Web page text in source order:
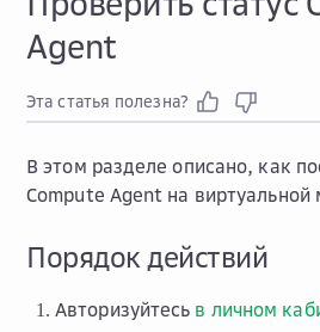
Agent
Эта статья полезна?
В этом разделе описано, как
Compute Agent на
Порядок действий
Авторизуйтесь в личном